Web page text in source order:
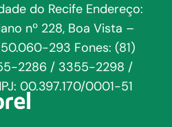
do Recife Endereço:
nº 228, Boa Vista –
50.060-293 Fones: (81)
2286 / 3355-2298 /
00.397.170/0001-51